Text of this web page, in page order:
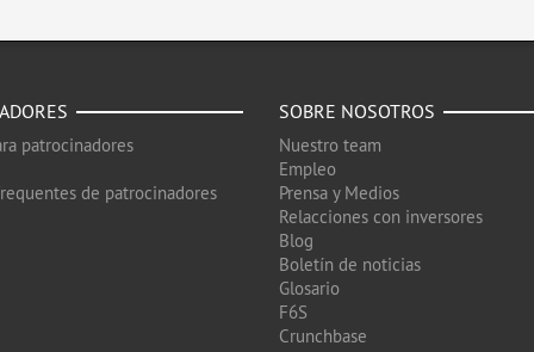
patrocinadores
de patrocinadores
SOBRE NOSOTROS
Nuestro team
Empleo
Prensa y Medios
Relacciones con inversores
Blog
Boletín de noticias
Glosario
F6S
Crunchbase